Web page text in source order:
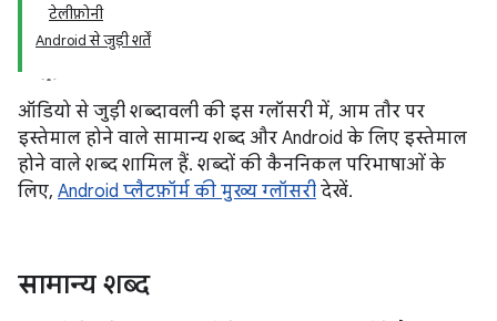
टेलीफ़ोनी
Android से जुड़ी शर्तें
ऑडियो से जुड़ी शब्दावली की इस ग्लॉसरी में, आम तौर पर
इस्तेमाल होने वाले सामान्य शब्द और Android के लिए इस्तेमाल
होने वाले शब्द शामिल हैं. शब्दों की कैननिकल परिभाषाओं के
लिए, Android प्लैटफ़ॉर्म की मुख्य ग्लॉसरी देखें.
सामान्य शब्द